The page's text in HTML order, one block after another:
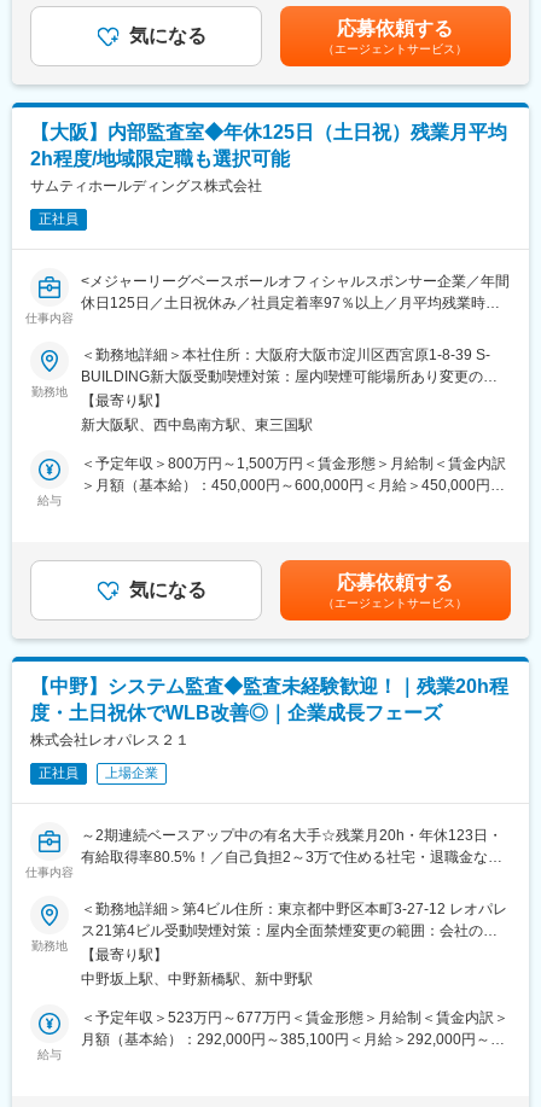
都心オフィスビルの再生を主軸に、売買・賃貸仲介や管理、メン
テナンス、滞納賃料保証、貸会議室運営等、不動産に関する多様
なサービスをワンストップでご提供しており、多角的な事業展開
により経営基盤は安定しております。
＜自己成長とワークライフバランスの両立ができる環境＞
様々な研修制度があり、経験が浅い方もしっかり成長ができる環
境が整っております。また「健康経営優良法人2025（大規模法人
部門）」に認定されるなどワークライフバランスも整っておりま
す。
変更の範囲：会社の定める業務
・フォローアップ監査
平均）
・年間休日125日/土日祝休み
・約8割が中途社員＆事業拡大のための採用
■就業環境：
・全社の中途社員割合は約80％で、部内外問わず様々な分野で活
躍しております。
・正社員の定着率も高く、欠員補充はほとんど行っておりません
（直近5年の定着率は97.7%）
マンションやビル・ホテル等の収益不動産開発、一棟収益不動産
の取得および再販、所有物件の賃貸がメイン事業の「総合不動産
会社」であり、バランスのとれた収益構成を有し、外部市場環境
の変化に柔軟に対応できる安定的経営基盤を構築しております。
今後のさらなる発展に向け、2025年度までに全国大都市圏・海外
において約7,500億円規模の戦略的な投資を行っております。
分、2年目より満額支給賃金はあくまでも目安の金額であり、選考
を通じて上下する可能性があります。月給(月額)は固定手当を含め
た表記です。
気になる 応募依頼する
（エージェントサービス）
【大阪】内部監査室◆年休125日（土日祝）残業月平均
2h程度/地域限定職も選択可能
サムティホールディングス株式会社
正社員
仕事内容
<メジャーリーグベースボールオフィシャルスポンサー企業／年間
休日125日／土日祝休み／社員定着率97％以上／月平均残業時間
■仕事内容：
サムティグループ各社の内部監査をお願いします。
監査役の補助業務についてもお願いすることがあります。
・個別内部監査計画書作成、予備調査
・拠点往査、関係者へのインタビュー
・フォローアップ監査
平均）
・年間休日125日/土日祝休み
・約8割が中途社員＆事業拡大のための採用
■就業環境：
・全社の中途社員割合は約80％で、部内外問わず様々な分野で活
躍しております。
・正社員の定着率も高く、欠員補充はほとんど行っておりません
（直近5年の定着率は97.7%）
マンションやビル・ホテル等の収益不動産開発、一棟収益不動産
の取得および再販、所有物件の賃貸がメイン事業の「総合不動産
会社」であり、バランスのとれた収益構成を有し、外部市場環境
の変化に柔軟に対応できる安定的経営基盤を構築しております。
今後のさらなる発展に向け、2025年度までに全国大都市圏・海外
において約7,500億円規模の戦略的な投資を行っております。
勤務地
＜勤務地詳細＞本社住所：大阪府大阪市淀川区西宮原1-8-39 S-
BUILDING新大阪受動喫煙対策：屋内喫煙可能場所あり変更の範
囲：会社の定める事業所
【最寄り駅】
新大阪駅、西中島南方駅、東三国駅
給与
＜予定年収＞800万円～1,500万円＜賃金形態＞月給制＜賃金内訳
＞月額（基本給）：450,000円～600,000円＜月給＞450,000円～
やスキル・経験を考慮し、当社規定に基づき決定■各種手当につい
ては当社規定に基づき決定賃金はあくまでも目安の金額であり、
選考を通じて上下する可能性があります。月給(月額)は固定手当を
含めた表記です。
気になる 応募依頼する
（エージェントサービス）
【中野】システム監査◆監査未経験歓迎！｜残業20h程
度・土日祝休でWLB改善◎｜企業成長フェーズ
株式会社レオパレス２１
正社員 上場企業
仕事内容
～2期連続ベースアップ中の有名大手☆残業月20h・年休123日・
有給取得率80.5%！／自己負担2～3万で住める社宅・退職金など
＼こんな方にオススメ／
●ITの実務経験を活かしながら、リスク管理やコンプライアンス、
ガバナンス領域にキャリアを広げたい方
●管理監督者・スペシャリストとして成長していきたい方
●IT業務知識の深度を深めたい方
●ワークライフバランスを整えたい方
勤務地
＜勤務地詳細＞第4ビル住所：東京都中野区本町3-27-12 レオパレ
ス21第4ビル受動喫煙対策：屋内全面禁煙変更の範囲：会社の定
める事業所
【最寄り駅】
中野坂上駅、中野新橋駅、新中野駅
給与
＜予定年収＞523万円～677万円＜賃金形態＞月給制＜賃金内訳＞
月額（基本給）：292,000円～385,100円＜月給＞292,000円～